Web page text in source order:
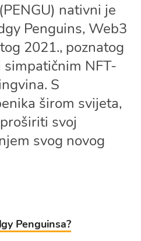
nativni je
Penguins, Web3
2021., poznatog
NFT-
S
širom svijeta,
svoj
svog novog
Penguinsa?